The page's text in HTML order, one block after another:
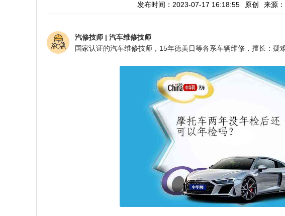
发布时间：2023-07-17 16:18:55 原创 来源
汽修技师 | 汽车维修技师